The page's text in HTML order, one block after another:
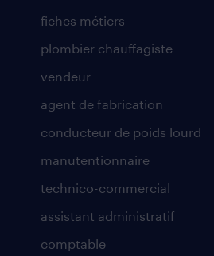
fiches métiers
plombier chauffagiste
vendeur
agent de fabrication
conducteur de poids lourd
manutentionnaire
technico-commercial
assistant administratif
comptable